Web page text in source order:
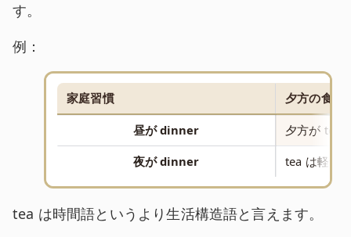
す。
例：
家庭習慣 夕方の食事
昼が dinner
夕方が tea
夜が dinner
tea は軽食
tea は時間語というより生活構造語と言えます。